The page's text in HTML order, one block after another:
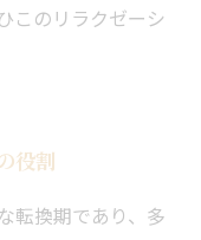
このリラクゼーシ
役割
転換期であり、多